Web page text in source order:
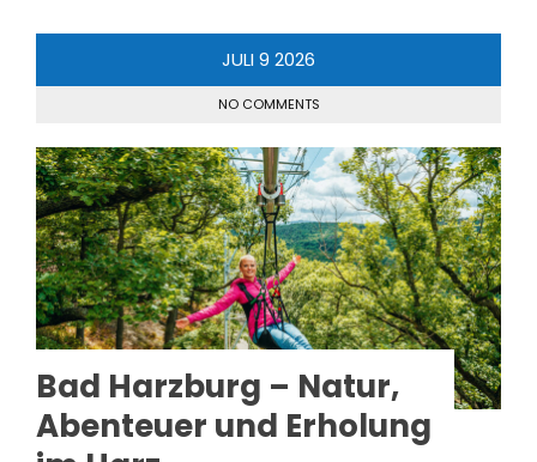
JULI9 2026
NO COMMENTS
Bad Harzburg – Natur,
Abenteuer und Erholung